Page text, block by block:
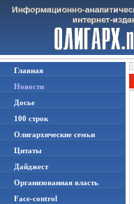
Главная
Новости
Досье
100 строк
Олигархические семьи
Цитаты
Дайджест
Организованная власть
Face-control